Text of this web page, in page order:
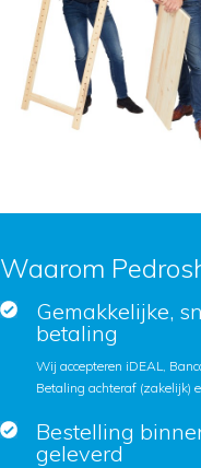
Waarom
Gemakkelijke,
betaling
Wij accepteren iDEAL,
Betaling achteraf (zakelijk)
Bestelling
geleverd